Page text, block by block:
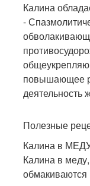
Калина
-
повышающее
деятельность
Полезные
Калина в
Калина в
обмакиваются